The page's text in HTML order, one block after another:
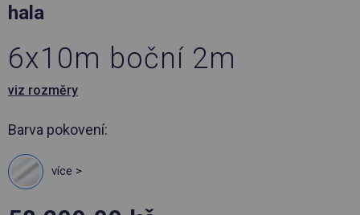
hala
6x10m boční 2m
viz rozměry
Barva pokovení:
více >